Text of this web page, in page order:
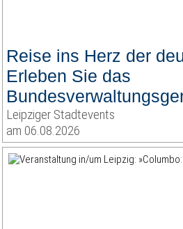
Reise ins Herz der
Erleben Sie das
Leipziger Stadtevents
am 06.08.2026